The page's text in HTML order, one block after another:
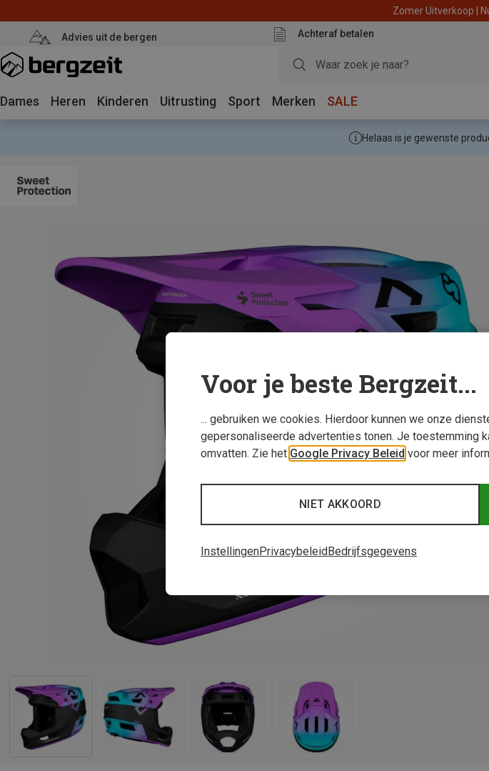
Zomer Uitverkoop |
Advies uit de bergen Achteraf betalen
Dames Heren Kinderen Uitrusting Sport Merken SALE
Helaas is je gewenste
Voor je beste Bergzeit...
... gebruiken we cookies. Hierdoor kunnen we onze
gepersonaliseerde advertenties tonen. Je toestemming
omvatten. Zie het Google Privacy Beleid voor meer
NIET AKKOORD
InstellingenPrivacybeleidBedrijfsgegevens